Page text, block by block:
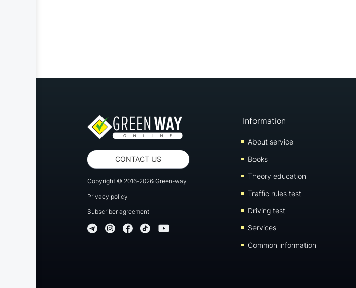
CONTACT US
Copyright © 2016-2026 Green-way
Privacy policy
Subscriber agreement
Information
About service
Books
Theory education
Traffic rules test
Driving test
Services
Common information